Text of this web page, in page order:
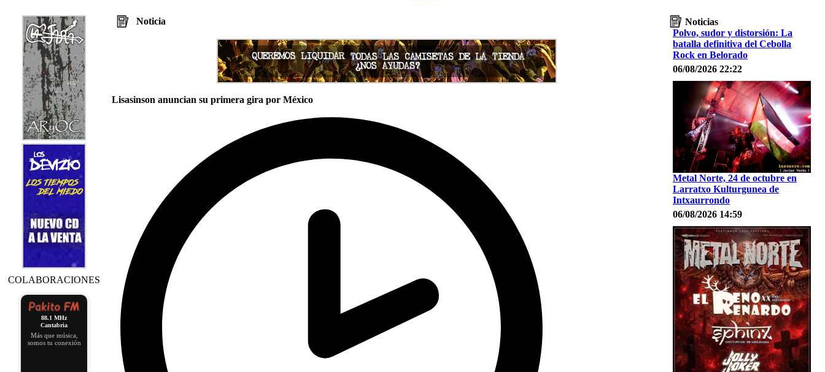
COLABORACIONES
88.1 MHz
Cantabria
Más que música,
somos tu conexión
Noticia
Lisasinson anuncian su primera gira por México
Noticias
Polvo, sudor y distorsión: La
batalla definitiva del Cebolla
Rock en Belorado
06/08/2026 22:22
Metal Norte, 24 de octubre en
Larratxo Kulturgunea de
Intxaurrondo
06/08/2026 14:59